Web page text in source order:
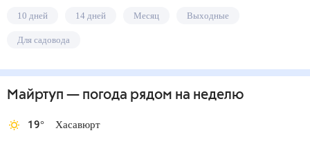
10 дней 14 дней Месяц Выходные
Для садовода
Майртуп — погода рядом на неделю
19° Хасавюрт